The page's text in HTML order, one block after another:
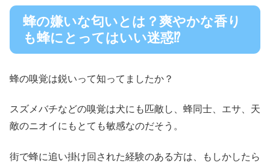
蜂の嫌いな匂いとは？爽やかな香り
も蜂にとってはいい迷惑⁉
蜂の嗅覚は鋭いって知ってましたか？
スズメバチなどの嗅覚は犬にも匹敵し、蜂同士、エサ、天
敵のニオイにもとても敏感なのだそう。
街で蜂に追い掛け回された経験のある方は、もしかしたら